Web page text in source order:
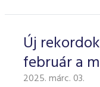
Új
február a
2025. márc. 03.